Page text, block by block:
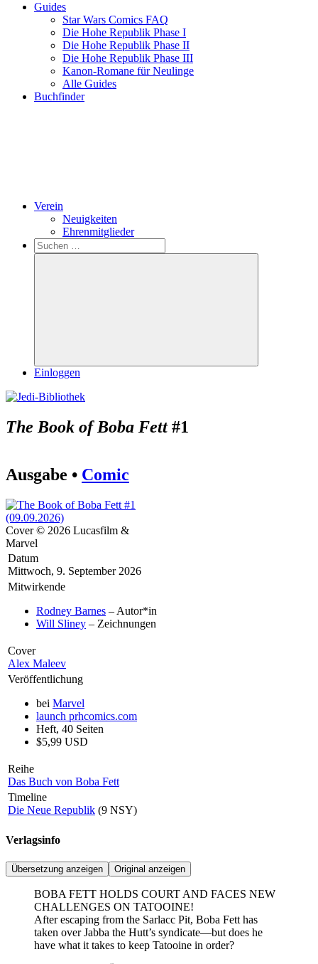
Guides
Star Wars Comics FAQ
Die Hohe Republik Phase I
Die Hohe Republik Phase II
Die Hohe Republik Phase III
Kanon-Romane für Neulinge
Alle Guides
Buchfinder
Verein
Neuigkeiten
Ehrenmitglieder
Search
Suchen
nach:
Suchen
Einloggen
The Book of Boba Fett#1
Ausgabe • Comic
Cover © 2026 Lucasfilm &
Marvel
Datum
Mittwoch, 9. September 2026
Mitwirkende
Rodney Barnes – Autor*in
Will Sliney – Zeichnungen
Cover
Alex Maleev
Veröffentlichung
bei Marvel
launch prhcomics.com
Heft, 40 Seiten
$5,99 USD
Reihe
Das Buch von Boba Fett
Timeline
Die Neue Republik (9 NSY)
Verlagsinfo
Übersetzung anzeigen Original anzeigen
BOBA FETT HOLDS COURT AND FACES NEW
CHALLENGES ON TATOOINE!
After escaping from the Sarlacc Pit, Boba Fett has
taken over Jabba the Hutt’s syndicate—but does he
have what it takes to keep Tatooine in order?